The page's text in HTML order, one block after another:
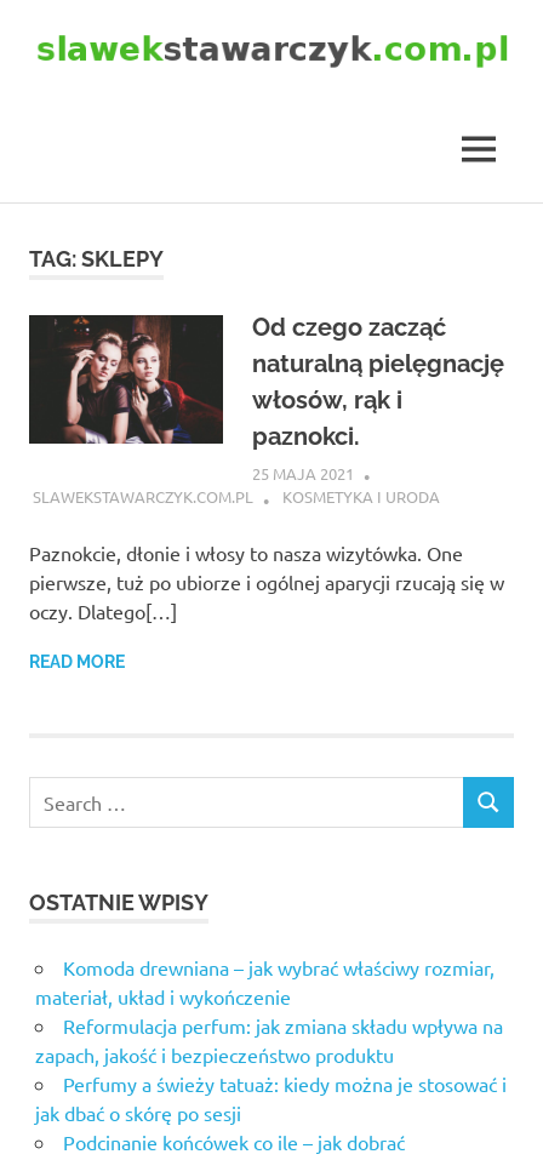
MENU
TAG:SKLEPY
Od czego zacząć
naturalną pielęgnację
włosów, rąk i
paznokci.
25 MAJA 2021
SLAWEKSTAWARCZYK.COM.PL
KOSMETYKA I URODA
Paznokcie, dłonie i włosy to nasza wizytówka. One
pierwsze, tuż po ubiorze i ogólnej aparycji rzucają się w
oczy. Dlatego[…]
READ MORE
OSTATNIE WPISY
Komoda drewniana – jak wybrać właściwy rozmiar,
materiał, układ i wykończenie
Reformulacja perfum: jak zmiana składu wpływa na
zapach, jakość i bezpieczeństwo produktu
Perfumy a świeży tatuaż: kiedy można je stosować i
jak dbać o skórę po sesji
Podcinanie końcówek co ile – jak dobrać